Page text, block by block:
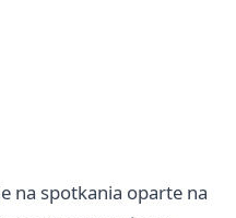
na spotkania oparte na